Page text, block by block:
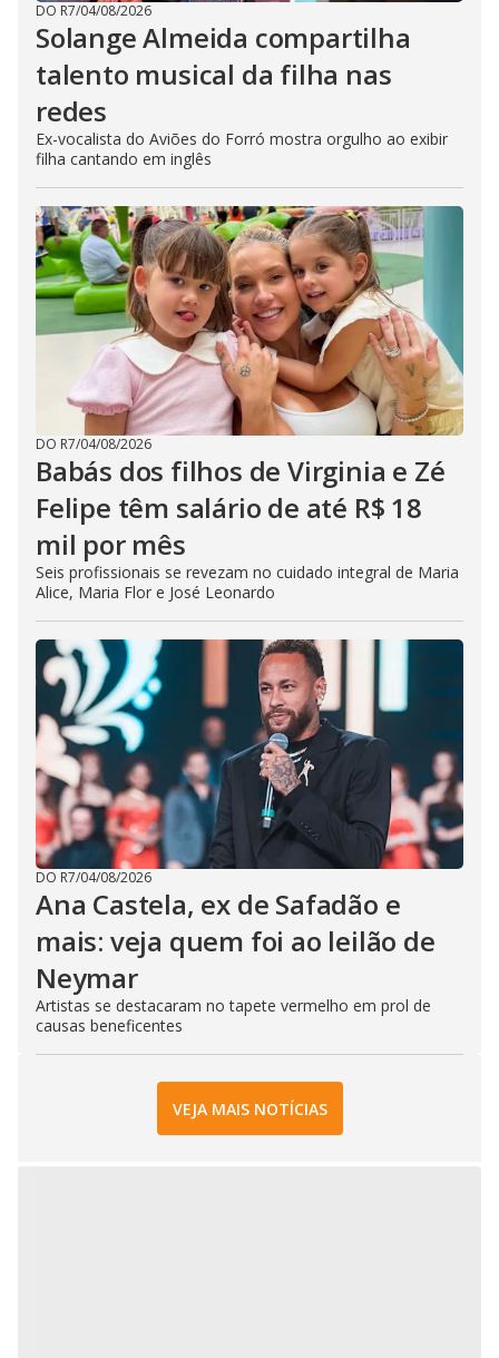
DO R7/04/08/2026
Solange Almeida compartilha
talento musical da filha nas
redes
Ex-vocalista do Aviões do Forró mostra orgulho ao exibir
filha cantando em inglês
DO R7/04/08/2026
Babás dos filhos de Virginia e Zé
Felipe têm salário de até R$ 18
mil por mês
Seis profissionais se revezam no cuidado integral de Maria
Alice, Maria Flor e José Leonardo
DO R7/04/08/2026
Ana Castela, ex de Safadão e
mais: veja quem foi ao leilão de
Neymar
Artistas se destacaram no tapete vermelho em prol de
causas beneficentes
VEJA MAIS NOTÍCIAS